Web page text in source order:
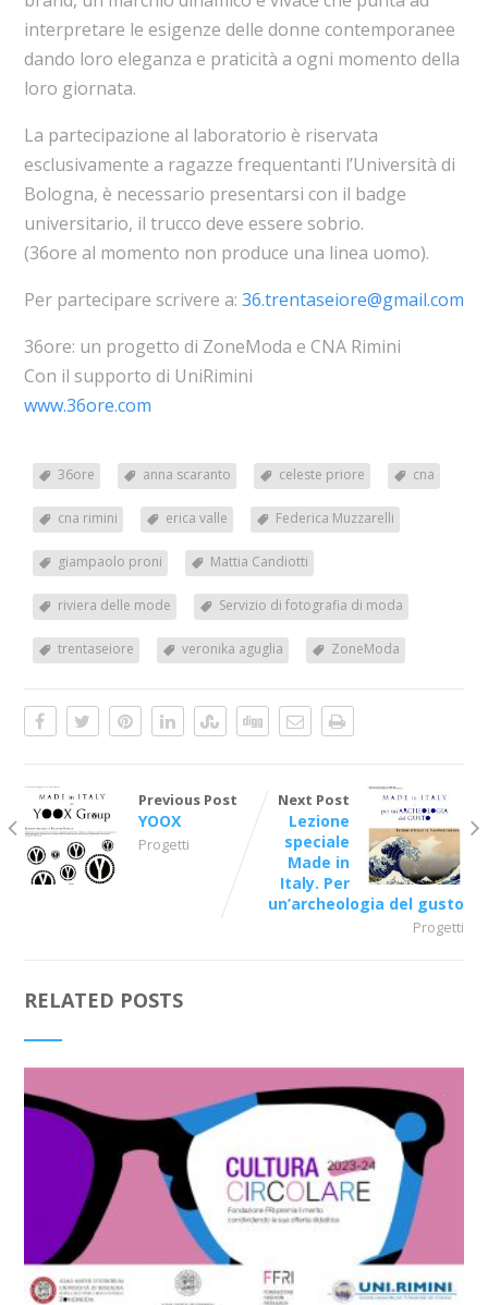
interpretare le esigenze delle donne contemporanee
dando loro eleganza e praticità a ogni momento della
loro giornata.
La partecipazione al laboratorio è riservata
esclusivamente a ragazze frequentanti l’Università di
Bologna, è necessario presentarsi con il badge
universitario, il trucco deve essere sobrio.
(36ore al momento non produce una linea uomo).
Per partecipare scrivere a: 36.trentaseiore@gmail.com
36ore: un progetto di ZoneModa e CNA Rimini
Con il supporto di UniRimini
www.36ore.com
36ore anna scaranto celeste priore cna
cna rimini erica valle Federica Muzzarelli
giampaolo proni Mattia Candiotti
riviera delle mode Servizio di fotografia di moda
trentaseiore veronika aguglia ZoneModa
Previous Post
YOOX
Progetti
Next Post
Lezione
speciale
Made in
Italy. Per
un’archeologia del gusto
Progetti
RELATED POSTS